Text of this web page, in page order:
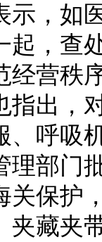
如医
起，查
经营秩
，对
、呼吸
理部门
关保护
夹藏夹